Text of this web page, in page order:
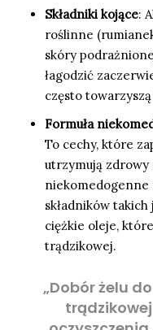
Składniki kojące:
roślinne
skóry
łagodzić
często
Formuła
To cechy, które
utrzymują zdrowy
składników
ciężkie oleje,
trądzikowej.
„Dobór żelu